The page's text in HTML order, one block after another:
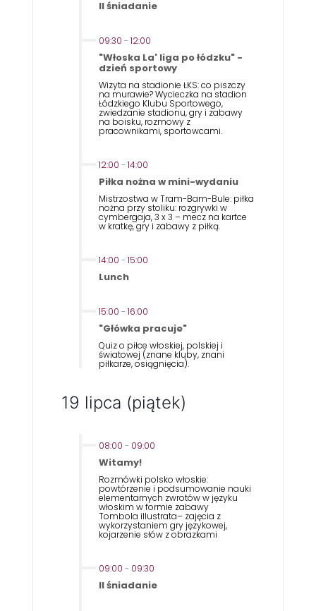
II śniadanie
09:30 - 12:00
"Włoska La' liga po łódzku" -
dzień sportowy
Wizyta na stadionie ŁKS: co piszczy
na murawie? Wycieczka na stadion
Łódzkiego Klubu Sportowego,
zwiedzanie stadionu, gry i zabawy
na boisku, rozmowy z
pracownikami, sportowcami.
12:00 - 14:00
Piłka nożna w mini-wydaniu
Mistrzostwa w Tram-Bam-Bule: piłka
nożna przy stoliku: rozgrywki w
cymbergaja, 3 x 3 – mecz na kartce
w kratkę, gry i zabawy z piłką.
14:00 - 15:00
Lunch
15:00 - 16:00
"Główka pracuje"
Quiz o piłce włoskiej, polskiej i
światowej (znane kluby, znani
piłkarze, osiągnięcia).
19 lipca (piątek)
08:00 - 09:00
Witamy!
Rozmówki polsko włoskie:
powtórzenie i podsumowanie nauki
elementarnych zwrotów w języku
włoskim w formie zabawy
Tombola illustrata– zajęcia z
wykorzystaniem gry językowej,
kojarzenie słów z obrazkami
09:00 - 09:30
II śniadanie